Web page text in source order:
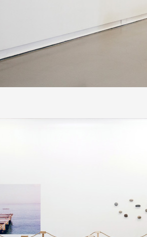
Documentation
Visites d'ateliers
Production vidéo
Formation
1% œuvres
public